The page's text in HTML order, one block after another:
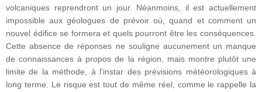
volcaniques reprendront un jour. Néanmoins, il est actuellement
impossible aux géologues de prévoir où, quand et comment un
nouvel édifice se formera et quels pourront être les conséquences.
Cette absence de réponses ne souligne aucunement un manque
de connaissances à propos de la région, mais montre plutôt une
limite de la méthode, à l’instar des prévisions météorologiques à
long terme. Le risque est tout de même réel, comme le rappelle la